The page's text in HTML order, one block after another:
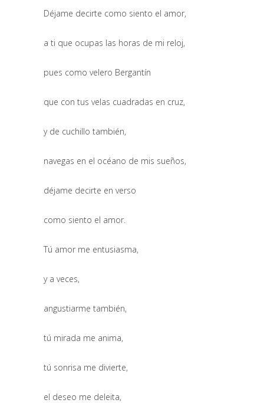
Déjame decirte como siento el amor,
a ti que ocupas las horas de mi reloj,
pues como velero Bergantín
que con tus velas cuadradas en cruz,
y de cuchillo también,
navegas en el océano de mis sueños,
déjame decirte en verso
como siento el amor.
Tú amor me entusiasma,
y a veces,
angustiarme también,
tú mirada me anima,
tú sonrisa me divierte,
el deseo me deleita,